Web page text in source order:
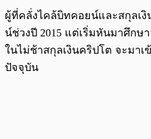
ผู้ที่คลั่งไคล้บิทคอยน์และสกุลเ
น์ช่วงปี 2015 แต่เริ่มหันมาศึกษ
ในไม่ช้าสกุลเงินคริปโต จะมา
ปัจจุบัน